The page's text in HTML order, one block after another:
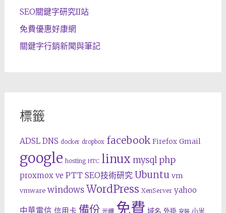
SEO關鍵字研究II站
免費優惠好康網
關鍵字行銷新聞與筆記
標籤
ADSL DNS docker dropbox facebook Firefox Gmail
google hosting HTC linux mysql php
proxmox ve PTT SEO技術研究 Ubuntu vm
vmware windows WordPress XenServer yahoo
中華電信 信用卡 備份 光纖 免費 域名 外掛 安裝 小米